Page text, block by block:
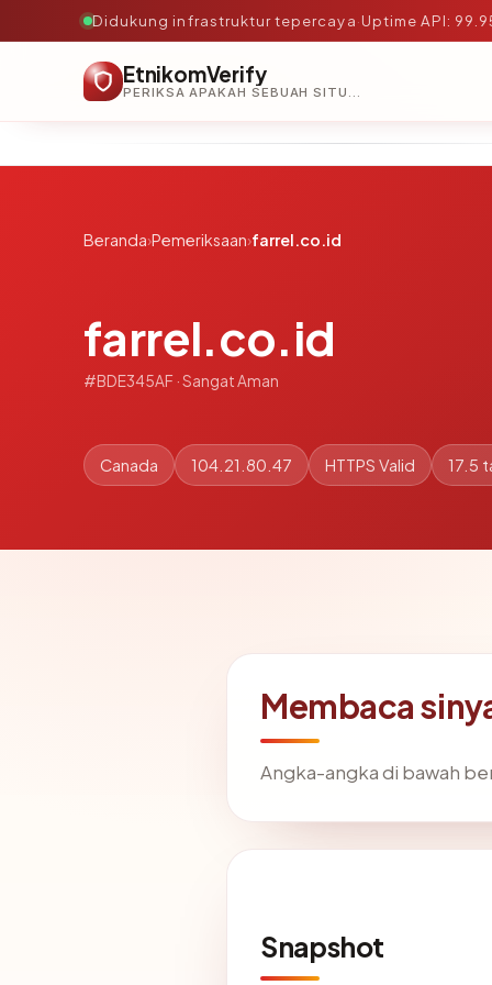
Didukung infrastruktur tepercaya·Uptime API:
EtnikomVerify
PERIKSA APAKAH SEBUAH SITUS AMAN, TEPERCAYA, DAN TERVERIFIKASI DALAM HITUNGAN DETIK.
Beranda›Pemeriksaan›farrel.co.id
farrel.co.id
#BDE345AF · Sangat Aman
Canada 104.21.80.47 HTTPS Valid 17.5
Membaca
Angka-angka di bawah
Snapshot